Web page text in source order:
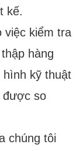
kế.
kiểm tra
hàng
hình kỹ thuật
được so
chúng tôi